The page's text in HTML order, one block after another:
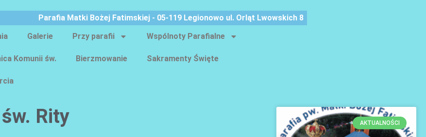
Parafia Matki Bożej Fatimskiej - 05-119 Legionowo ul. Orląt Lwowskich 8
Galerie Przy parafii Wspólnoty Parafialne
Komunii św. Bierzmowanie Sakramenty Święte
Rity AKTUALNOŚCI